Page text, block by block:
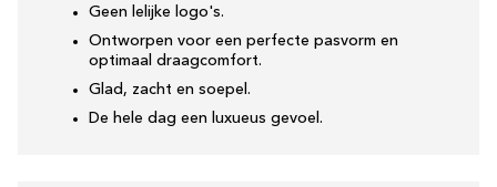
Geen lelijke logo's.
Ontworpen voor een perfecte pasvorm en
optimaal draagcomfort.
Glad, zacht en soepel.
De hele dag een luxueus gevoel.